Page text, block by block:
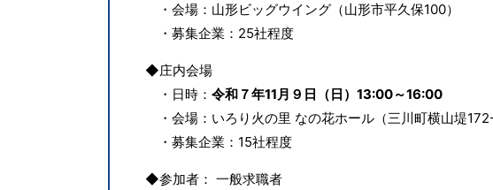
・会場：山形ビッグウイング（山形市平久保100）
・募集企業：25社程度
◆庄内会場
・日時： 令和７年11月９日（日）13:00～16:00
・会場：いろり火の里 なの花ホール（三川町横山堤172-
・募集企業：15社程度
◆参加者： 一般求職者